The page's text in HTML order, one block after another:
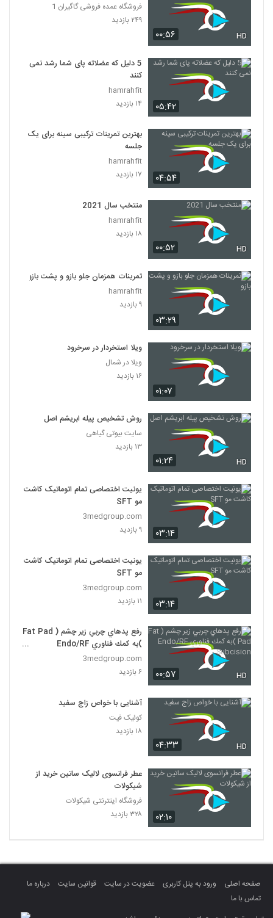
۰۰:۵۶ HD
فروشگاه عمده فروشی گاگیران 1
۲۴۹ بازدید
۰۵:۴۲
5 دلیل که عضلاته پای شما رشد نمی
کنند
hamrahfit
۱۴ بازدید
۰۴:۵۴
بهترین تمرینات ترکیبی سینه برای یک
جلسه
hamrahfit
۱۷ بازدید
۰۰:۵۲ HD
منتخب سال 2021
hamrahfit
۱۸ بازدید
۰۳:۲۹
تمرینات همزمان جلو بازو و پشت بازو
hamrahfit
۹ بازدید
۰۱:۰۷
ویلا استخردار در سرخرود
ویلا در شمال
۱۶ بازدید
۰۱:۲۴ HD
روش تشخیص پیله ابریشم اصل
سایت بیوتی گیاهی
۱۳ بازدید
۰۳:۱۴
یونیت اختصاصی تمام اتوماتیک کاشت
مو SFT
3medgroup.com
۹ بازدید
۰۳:۱۴
یونیت اختصاصی تمام اتوماتیک کاشت
مو SFT
3medgroup.com
۱۱ بازدید
۰۰:۵۷ HD
رفع پدهاي چربي زير چشم ( Fat Pad
)به كمك فناوري Endo/RF
Subcision
3medgroup.com
۶ بازدید
۰۴:۳۳ HD
آشنایی با خواص زاج سفید
کوئیک فیت
۱۸ بازدید
۰۲:۱۰
عطر فرانسوی لالیک ساتین خرید از
شیکولات
فروشگاه اینترنتی شیکولات
۳۲۸ بازدید
صفحه اصلی ورود به پنل کاربری عضویت در سایت قوانین سایت
درباره ما
تماس با ما